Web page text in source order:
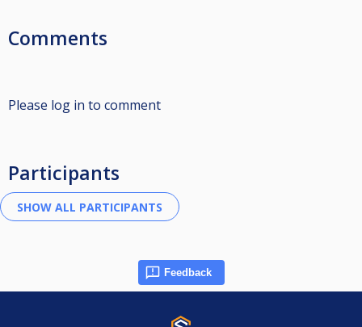
Comments
Please log in to comment
Participants
Feedback